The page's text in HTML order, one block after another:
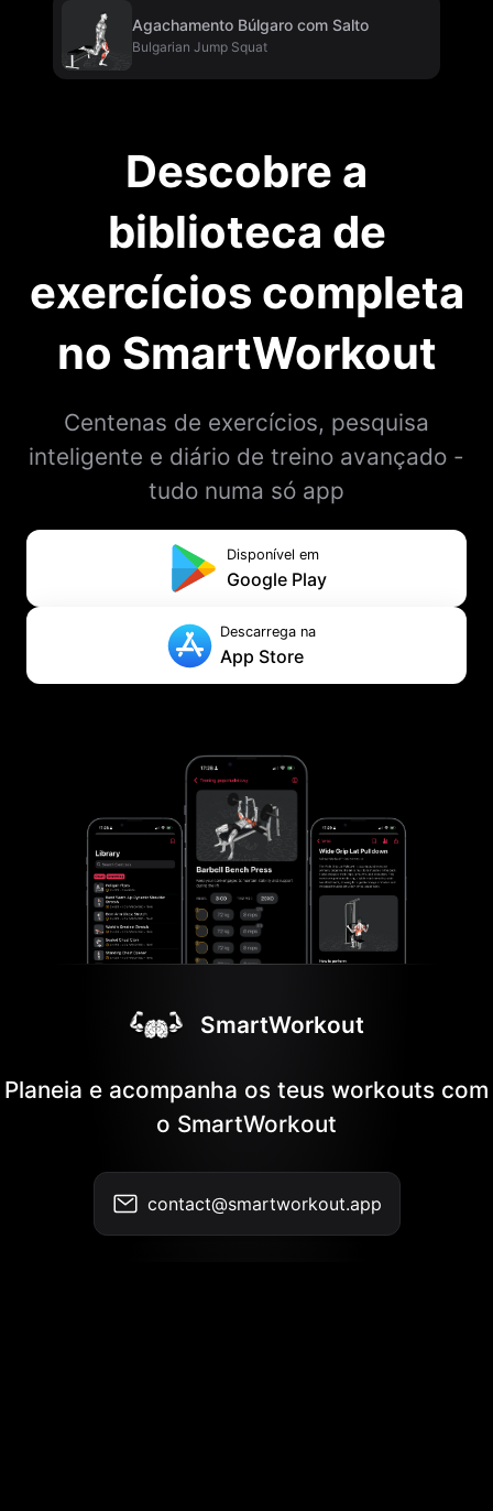
Agachamento Búlgaro com Salto
Bulgarian Jump Squat
Descobre a
biblioteca de
exercícios completa
no SmartWorkout
Centenas de exercícios, pesquisa
inteligente e diário de treino avançado -
tudo numa só app
Disponível em
Google Play
Descarrega na
App Store
SmartWorkout
Planeia e acompanha os teus workouts com
o SmartWorkout
contact@smartworkout.app